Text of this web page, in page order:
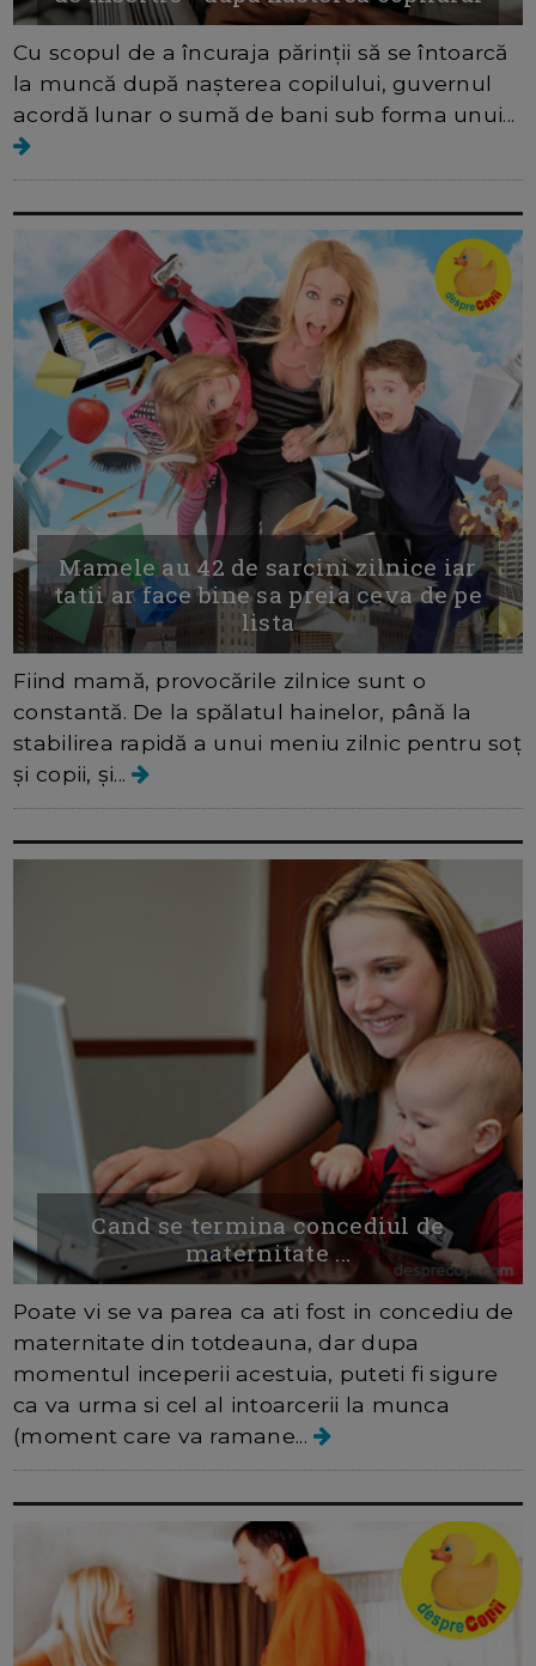
Cu scopul de a încuraja părinții să se întoarcă
la muncă după nașterea copilului, guvernul
acordă lunar o sumă de bani sub forma unui...
Mamele au 42 de sarcini zilnice iar
tatii ar face bine sa preia ceva de pe
lista
Fiind mamă, provocările zilnice sunt o
constantă. De la spălatul hainelor, până la
stabilirea rapidă a unui meniu zilnic pentru soț
și copii, și...
Cand se termina concediul de
maternitate ...
Poate vi se va parea ca ati fost in concediu de
maternitate din totdeauna, dar dupa
momentul inceperii acestuia, puteti fi sigure
ca va urma si cel al intoarcerii la munca
(moment care va ramane...